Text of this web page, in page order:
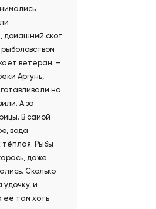
домашний скот
ветеран. –
Аргунь,
на
А за
В самой
вода
тёплая. Рыбы
даже
Сколько
и
её там хоть